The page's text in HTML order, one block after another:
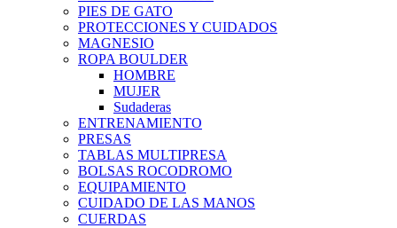
PIES DE GATO
PROTECCIONES Y CUIDADOS
MAGNESIO
ROPA BOULDER
HOMBRE
MUJER
Sudaderas
ENTRENAMIENTO
PRESAS
TABLAS MULTIPRESA
BOLSAS ROCODROMO
EQUIPAMIENTO
CUIDADO DE LAS MANOS
CUERDAS